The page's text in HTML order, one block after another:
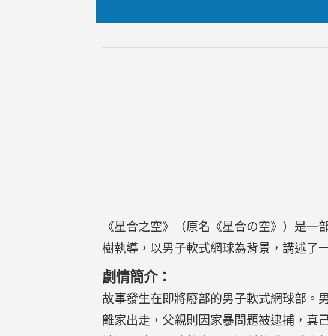
《星合之空》（原名《星合の空》）是一
樹執導，以男子軟式網球為背景，講述了
劇情簡介：
故事發生在即將廢部的男子軟式網球部。
離家出走，父親則因家暴問題被逮捕，真